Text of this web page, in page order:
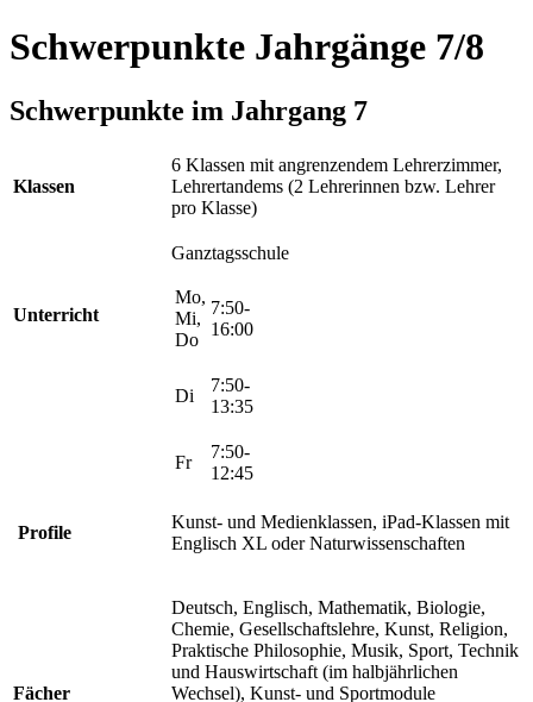
Schwerpunkte Jahrgänge 7/8
Schwerpunkte im Jahrgang 7
Klassen
6 Klassen mit angrenzendem Lehrerzimmer,
Lehrertandems (2 Lehrerinnen bzw. Lehrer
pro Klasse)
Unterricht
Ganztagsschule
Mo,
Mi,
Do
7:50-
16:00
Di
7:50-
13:35
Fr
7:50-
12:45
Profile
Kunst- und Medienklassen, iPad-Klassen mit
Englisch XL oder Naturwissenschaften
Fächer
Deutsch, Englisch, Mathematik, Biologie,
Chemie, Gesellschaftslehre, Kunst, Religion,
Praktische Philosophie, Musik, Sport, Technik
und Hauswirtschaft (im halbjährlichen
Wechsel), Kunst- und Sportmodule